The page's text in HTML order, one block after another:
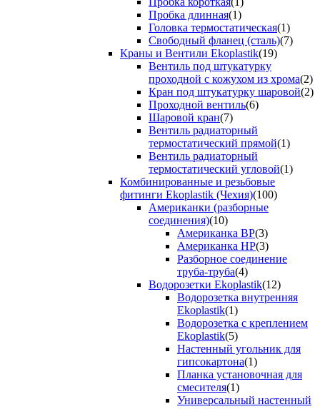
Пробка длинная(1)
Головка термостатическая(1)
Свободный фланец (сталь)(7)
Краны и Вентили Ekoplastik(19)
Вентиль под штукатурку
проходной с кожухом из хрома(2)
Кран под штукатурку шаровой(2)
Проходной вентиль(6)
Шаровой кран(7)
Вентиль радиаторный
термостатический прямой(1)
Вентиль радиаторный
термостатический угловой(1)
Комбинированные и резьбовые
фитинги Ekoplastik (Чехия)(100)
Американки (разборные
соединения)(10)
Американка ВР(3)
Американка НР(3)
Разборное соединение
труба-труба(4)
Водорозетки Ekoplastik(12)
Водорозетка внутренняя
Ekoplastik(1)
Водорозетка с креплением
Ekoplastik(5)
Настенный угольник для
гипсокартона(1)
Планка установочная для
смесителя(1)
Универсальный настенный